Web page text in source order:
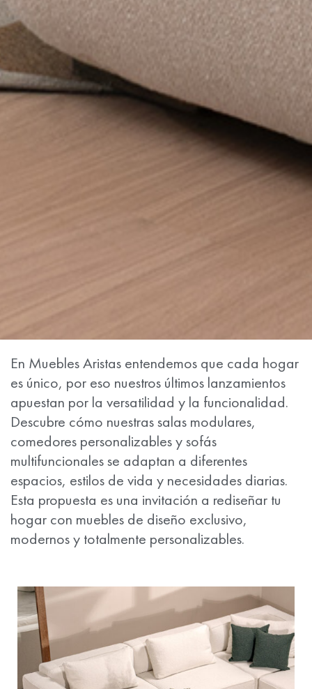
En Muebles Aristas entendemos que cada hogar
es único, por eso nuestros últimos lanzamientos
apuestan por la versatilidad y la funcionalidad.
Descubre cómo nuestras salas modulares,
comedores personalizables y sofás
multifuncionales se adaptan a diferentes
espacios, estilos de vida y necesidades diarias.
Esta propuesta es una invitación a rediseñar tu
hogar con muebles de diseño exclusivo,
modernos y totalmente personalizables.